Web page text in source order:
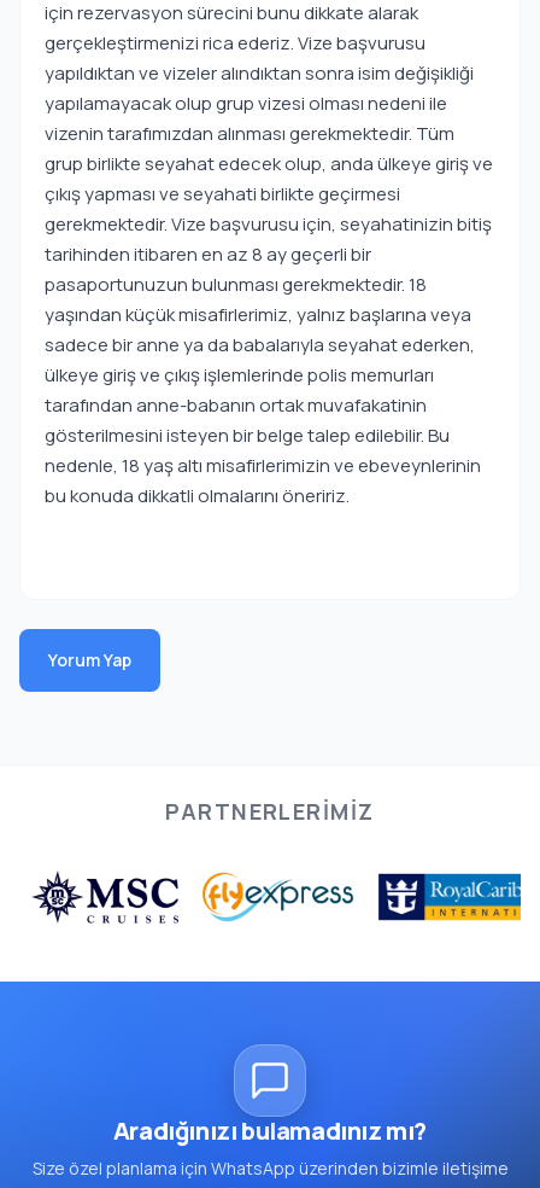
için rezervasyon sürecini bunu dikkate alarak
gerçekleştirmenizi rica ederiz. Vize başvurusu
yapıldıktan ve vizeler alındıktan sonra isim değişikliği
yapılamayacak olup grup vizesi olması nedeni ile
vizenin tarafımızdan alınması gerekmektedir. Tüm
grup birlikte seyahat edecek olup, anda ülkeye giriş ve
çıkış yapması ve seyahati birlikte geçirmesi
gerekmektedir. Vize başvurusu için, seyahatinizin bitiş
tarihinden itibaren en az 8 ay geçerli bir
pasaportunuzun bulunması gerekmektedir. 18
yaşından küçük misafirlerimiz, yalnız başlarına veya
sadece bir anne ya da babalarıyla seyahat ederken,
ülkeye giriş ve çıkış işlemlerinde polis memurları
tarafından anne-babanın ortak muvafakatinin
gösterilmesini isteyen bir belge talep edilebilir. Bu
nedenle, 18 yaş altı misafirlerimizin ve ebeveynlerinin
bu konuda dikkatli olmalarını öneririz.
Yorum Yap
PARTNERLERIMIZ
Aradığınızı bulamadınız mı?
Size özel planlama için WhatsApp üzerinden bizimle iletişime